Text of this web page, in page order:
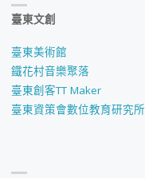
年
臺東文創
臺東美術館
鐵花村音樂聚落
臺東創客TT Maker
臺東資策會數位教育研究所